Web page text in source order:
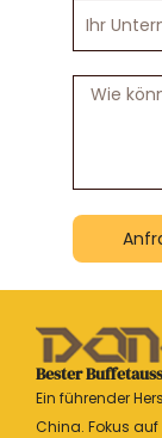
Nachricht
Bester
Ein führender
China. Fokus